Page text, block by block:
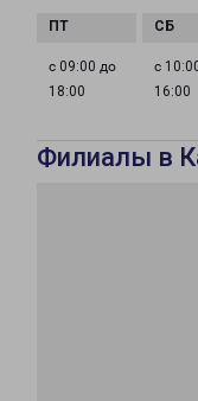
с 09:00 до
18:00
с
16:00
Филиалы в